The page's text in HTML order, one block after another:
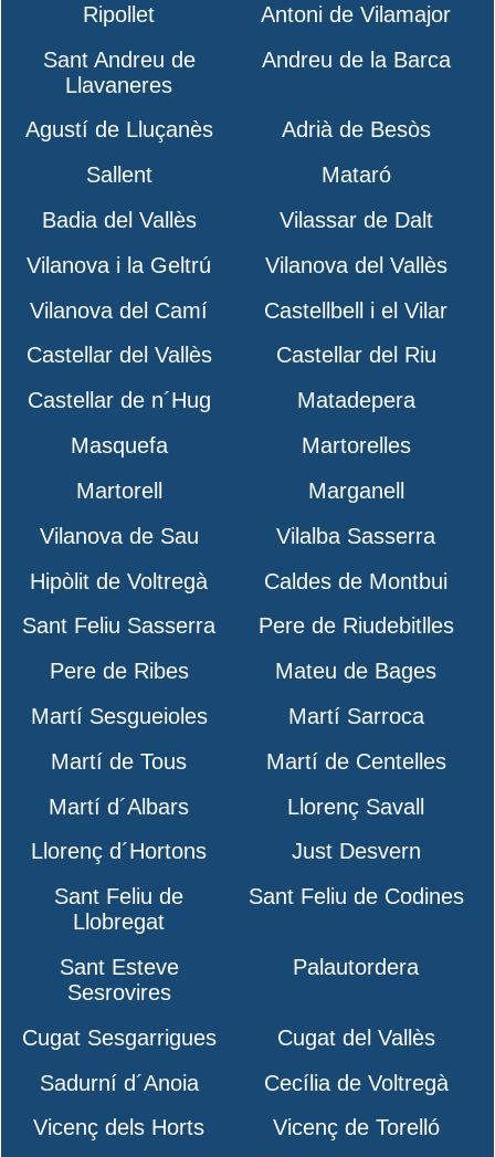
Ripollet
Antoni de Vilamajor
Sant Andreu de
Llavaneres
Andreu de la Barca
Agustí de Lluçanès
Adrià de Besòs
Sallent
Mataró
Badia del Vallès
Vilassar de Dalt
Vilanova i la Geltrú
Vilanova del Vallès
Vilanova del Camí
Castellbell i el Vilar
Castellar del Vallès
Castellar del Riu
Castellar de n´Hug
Matadepera
Masquefa
Martorelles
Martorell
Marganell
Vilanova de Sau
Vilalba Sasserra
Hipòlit de Voltregà
Caldes de Montbui
Sant Feliu Sasserra
Pere de Riudebitlles
Pere de Ribes
Mateu de Bages
Martí Sesgueioles
Martí Sarroca
Martí de Tous
Martí de Centelles
Martí d´Albars
Llorenç Savall
Llorenç d´Hortons
Just Desvern
Sant Feliu de
Llobregat
Sant Feliu de Codines
Sant Esteve
Sesrovires
Palautordera
Cugat Sesgarrigues
Cugat del Vallès
Sadurní d´Anoia
Cecília de Voltregà
Vicenç dels Horts
Vicenç de Torelló